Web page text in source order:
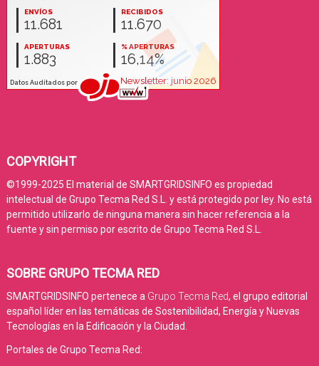
COPYRIGHT
©1999-2025 El material de SMARTGRIDSINFO es propiedad
intelectual de Grupo Tecma Red S.L. y está protegido por ley. No está
permitido utilizarlo de ninguna manera sin hacer referencia a la
fuente y sin permiso por escrito de Grupo Tecma Red S.L.
SOBRE GRUPO TECMA RED
SMARTGRIDSINFO pertenece a Grupo Tecma Red, el grupo editorial
español líder en las temáticas de Sostenibilidad, Energía y Nuevas
Tecnologías en la Edificación y la Ciudad.
Portales de Grupo Tecma Red: